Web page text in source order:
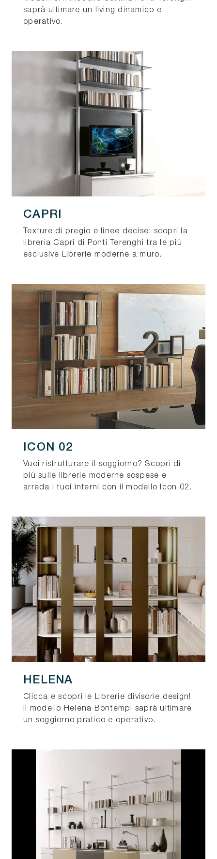
saprà ultimare un living dinamico e
operativo.
CAPRI
Texture di pregio e linee decise: scopri la
libreria Capri di Ponti Terenghi tra le più
esclusive Librerie moderne a muro.
ICON 02
Vuoi ristrutturare il soggiorno? Scopri di
più sulle librerie moderne sospese e
arreda i tuoi interni con il modello Icon 02.
HELENA
Clicca e scopri le Librerie divisorie design!
Il modello Helena Bontempi saprà ultimare
un soggiorno pratico e operativo.